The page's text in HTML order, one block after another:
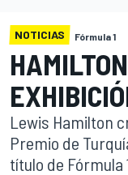
NOTICIAS Fórmula 1
Lewis Hamilton
Premio de
título de Fórmula